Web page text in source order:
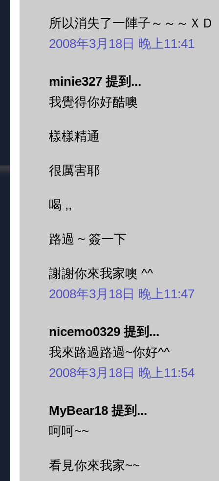
所以消失了一陣子～～～ＸＤ
2008年3月18日 晚上11:41
minie327 提到...
我覺得你好酷噢
樣樣精通
很厲害耶
喝 ,,
路過 ~ 簽一下
謝謝你來我家噢 ^^
2008年3月18日 晚上11:47
nicemo0329 提到...
我來路過路過~你好^^
2008年3月18日 晚上11:54
MyBear18 提到...
呵呵~~
看見你來我家~~